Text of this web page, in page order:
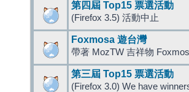
第四屆 Top15 票選活動
(Firefox 3.5) 活動中止
Foxmosa 遊台灣
帶著 MozTW 吉祥物
第三屆 Top15 票選活動
(Firefox 3.0) We have